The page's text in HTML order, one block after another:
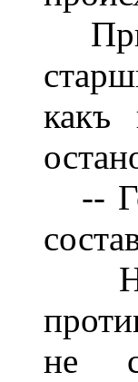
При
какъ
--
не